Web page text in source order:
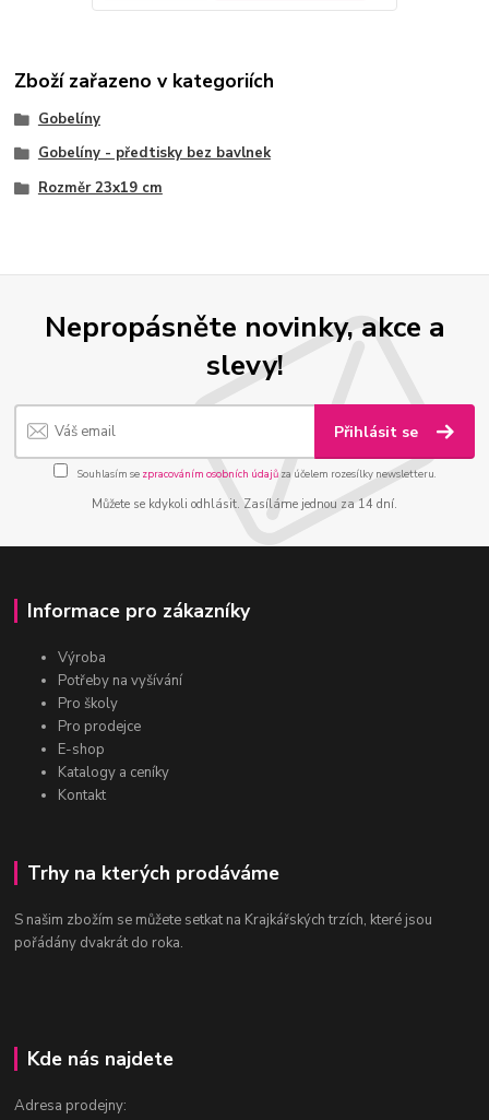
Zboží zařazeno v kategoriích
Gobelíny
Gobelíny - předtisky bez bavlnek
Rozměr 23x19 cm
Nepropásněte novinky, akce a
slevy!
Přihlásit se
Souhlasím se zpracováním osobních údajůza účelem rozesílky newsletteru.
Můžete se kdykoli odhlásit. Zasíláme jednou za 14 dní.
Informace pro zákazníky
Výroba
Potřeby na vyšívání
Pro školy
Pro prodejce
E-shop
Katalogy a ceníky
Kontakt
Trhy na kterých prodáváme
S našim zbožím se můžete setkat na Krajkářských trzích, které jsou
pořádány dvakrát do roka.
Kde nás najdete
Adresa prodejny: